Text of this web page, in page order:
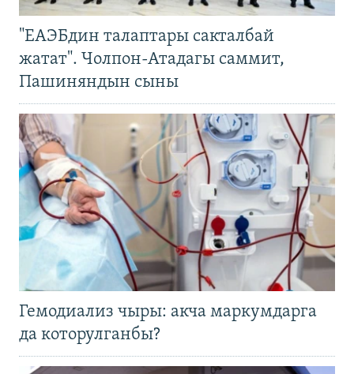
"ЕАЭБдин талаптары сакталбай
жатат". Чолпон-Атадагы саммит,
Пашиняндын сыны
Гемодиализ чыры: акча маркумдарга
да которулганбы?